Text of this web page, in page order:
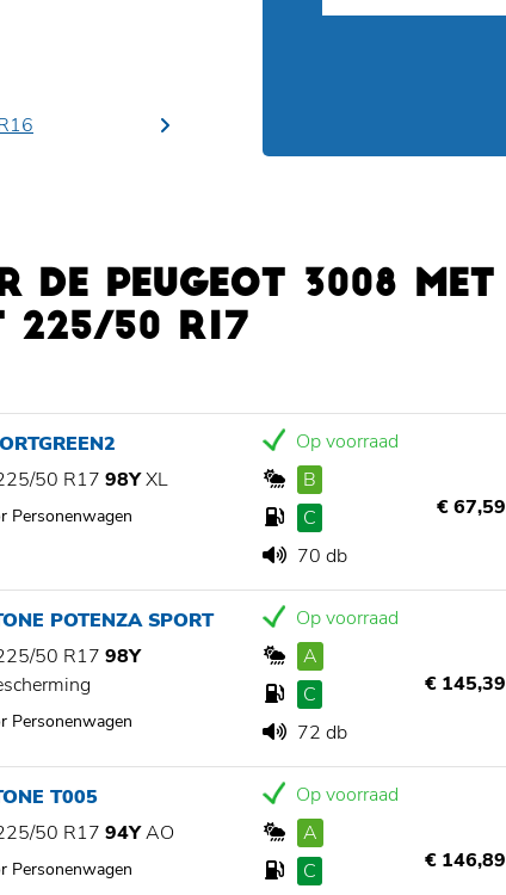
DE PEUGEOT 3008 MET
225/50 R17
50 R1798YXL
Personenwagen
Op voorraad
B
C
70 db
€ 67,59
POTENZA SPORT
50 R1798Y
Personenwagen
Op voorraad
A
C
72 db
€ 145,39
T005
50 R1794YAO
Personenwagen
Op voorraad
A
C
€ 146,89